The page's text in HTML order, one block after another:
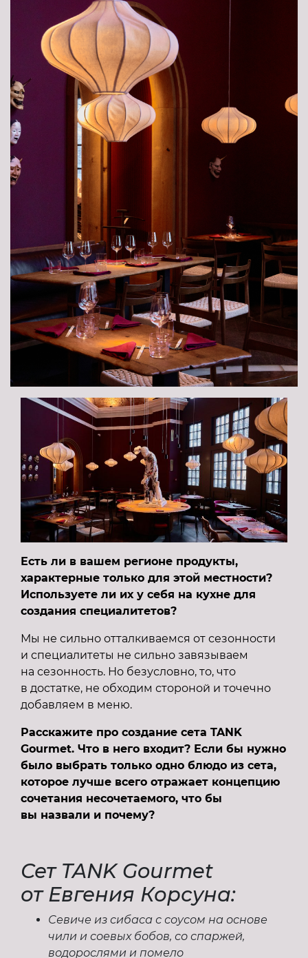
Есть ли в вашем регионе продукты,
характерные только для этой местности?
Используете ли их у себя на кухне для
создания специалитетов?
Мы не сильно отталкиваемся от сезонности
и специалитеты не сильно завязываем
на сезонность. Но безусловно, то, что
в достатке, не обходим стороной и точечно
добавляем в меню.
Расскажите про создание сета TANK
Gourmet. Что в него входит? Если бы нужно
было выбрать только одно блюдо из сета,
которое лучше всего отражает концепцию
сочетания несочетаемого, что бы
вы назвали и почему?
Сет TANK Gourmet
от Евгения Корсуна:
Севиче из сибаса с соусом на основе
чили и соевых бобов, со спаржей,
водорослями и помело